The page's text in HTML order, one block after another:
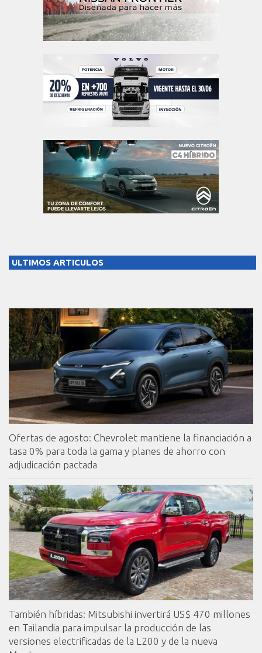
ULTIMOS ARTICULOS
Ofertas de agosto: Chevrolet mantiene la financiación a
tasa 0% para toda la gama y planes de ahorro con
adjudicación pactada
También híbridas: Mitsubishi invertirá US$ 470 millones
en Tailandia para impulsar la producción de las
versiones electrificadas de la L200 y de la nueva